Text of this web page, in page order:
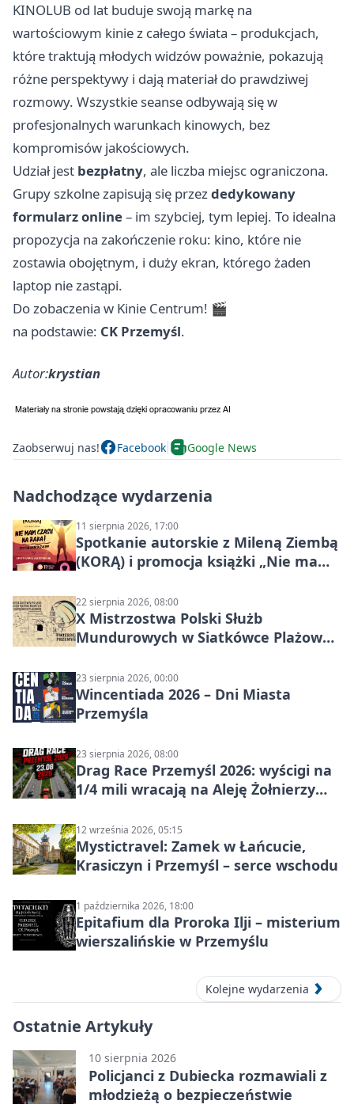
KINOLUB od lat buduje swoją markę na
wartościowym kinie z całego świata – produkcjach,
które traktują młodych widzów poważnie, pokazują
różne perspektywy i dają materiał do prawdziwej
rozmowy. Wszystkie seanse odbywają się w
profesjonalnych warunkach kinowych, bez
kompromisów jakościowych.
Udział jest bezpłatny, ale liczba miejsc ograniczona.
Grupy szkolne zapisują się przezdedykowany
formularz online– im szybciej, tym lepiej. To idealna
propozycja na zakończenie roku: kino, które nie
zostawia obojętnym, i duży ekran, którego żaden
laptop nie zastąpi.
Do zobaczenia w Kinie Centrum! 🎬
na podstawie: CK Przemyśl.
Autor:krystian
Zaobserwuj nas! Facebook Google News
Nadchodzące wydarzenia
11 sierpnia 2026, 17:00
Spotkanie autorskie z Mileną Ziembą
(KORĄ) i promocja książki „Nie mam
22 sierpnia 2026, 08:00
X Mistrzostwa Polski Służb
Mundurowych w Siatkówce Plażowej
23 sierpnia 2026, 00:00
Wincentiada 2026 – Dni Miasta
Przemyśla
23 sierpnia 2026, 08:00
Drag Race Przemyśl 2026: wyścigi na
1/4 mili wracają na Aleję Żołnierzy
12 września 2026, 05:15
Mystictravel: Zamek w Łańcucie,
Krasiczyn i Przemyśl – serce wschodu
1 października 2026, 18:00
Epitafium dla Proroka Ilji – misterium
wierszalińskie w Przemyślu
Kolejne wydarzenia
Ostatnie Artykuły
10 sierpnia 2026
Policjanci z Dubiecka rozmawiali z
młodzieżą o bezpieczeństwie